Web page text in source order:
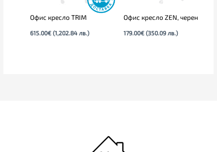
Офис кресло TRIM
615.00€ (1,202.84 лв.)
Офис кресло ZEN, черен
179.00€ (350.09 лв.)